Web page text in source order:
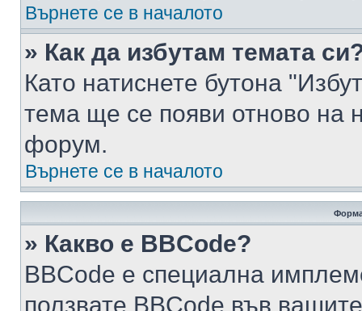
Върнете се в началото
» Как да избутам темата
Като натиснете бутона
тема ще се появи отново на
форум.
Върнете се в началото
» Какво е BBCode?
BBCode е специална
ползвате BBCode във